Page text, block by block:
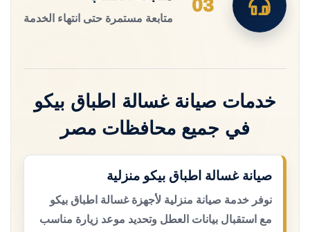
03
متابعة مستمرة حتى انتهاء الخدمة
خدمات صيانة غسالة اطباق بيكو
في جميع محافظات مصر
صيانة غسالة اطباق بيكو منزلية
نوفر خدمة صيانة منزلية لأجهزة غسالة اطباق بيكو
مع استقبال بيانات العطل وتحديد موعد زيارة مناسب